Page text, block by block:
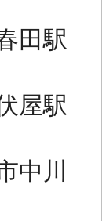
田駅
屋駅
中川